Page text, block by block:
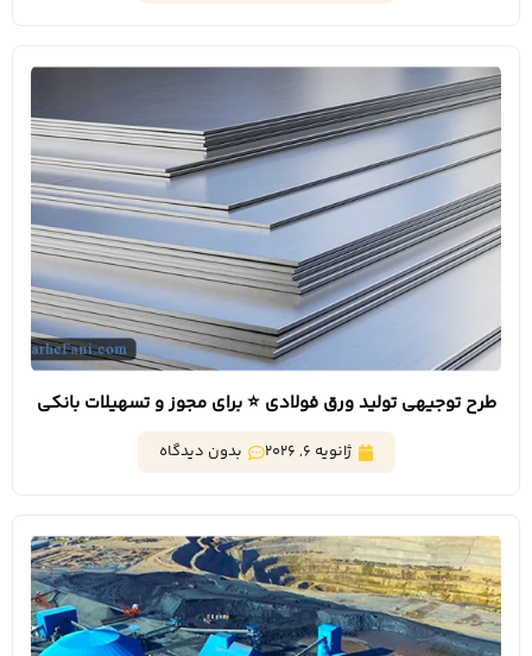
طرح توجیهی تولید ورق فولادی ⭐️ برای مجوز و تسهیلات بانکی
ژانویه 6, 2026 بدون دیدگاه